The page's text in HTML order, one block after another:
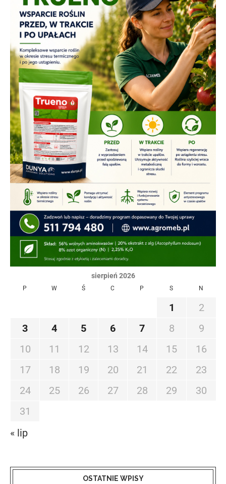
sierpień 2026
P W Ś C P S N
1
2
3
4 5 6 7 8
9
10
11 12 13 14 15
16
17
18 19 20 21 22
23
24
25 26 27 28 29
30
31
« lip
OSTATNIE WPISY